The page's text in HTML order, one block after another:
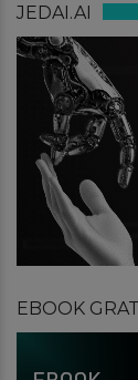
JEDAI.AI
EBOOK